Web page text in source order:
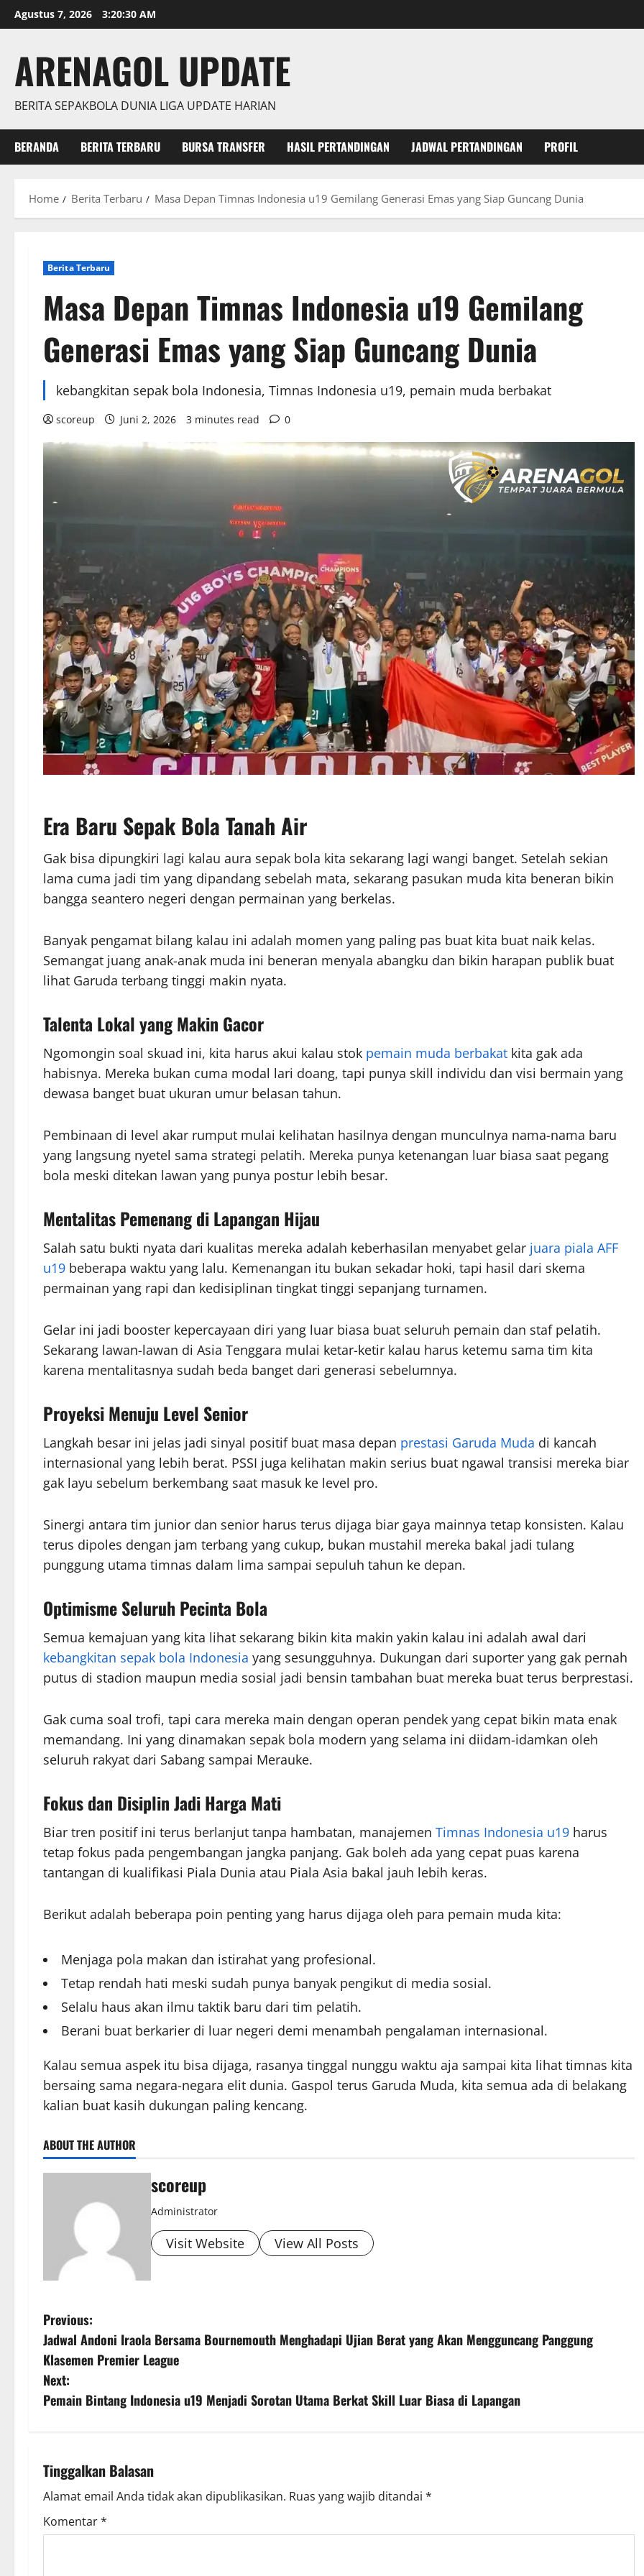
Skip
to
Agustus 7, 2026 3:20:31 AM
ARENAGOL UPDATE
BERITA SEPAKBOLA DUNIA LIGA UPDATE HARIAN
BERANDA BERITA TERBARU BURSA TRANSFER HASIL PERTANDINGAN JADWAL PERTANDINGAN PROFIL
Home Berita Terbaru Masa Depan Timnas Indonesia u19 Gemilang Generasi Emas yang Siap Guncang Dunia
Berita Terbaru
Masa Depan Timnas Indonesia u19 Gemilang
Generasi Emas yang Siap Guncang Dunia
kebangkitan sepak bola Indonesia, Timnas Indonesia u19, pemain muda berbakat
scoreup Juni 2, 2026 3 minutes read 0
Era Baru Sepak Bola Tanah Air
Gak bisa dipungkiri lagi kalau aura sepak bola kita sekarang lagi wangi banget. Setelah sekian
lama cuma jadi tim yang dipandang sebelah mata, sekarang pasukan muda kita beneran bikin
bangga seantero negeri dengan permainan yang berkelas.
Banyak pengamat bilang kalau ini adalah momen yang paling pas buat kita buat naik kelas.
Semangat juang anak-anak muda ini beneran menyala abangku dan bikin harapan publik buat
lihat Garuda terbang tinggi makin nyata.
Talenta Lokal yang Makin Gacor
Ngomongin soal skuad ini, kita harus akui kalau stok pemain muda berbakat kita gak ada
habisnya. Mereka bukan cuma modal lari doang, tapi punya skill individu dan visi bermain yang
dewasa banget buat ukuran umur belasan tahun.
Pembinaan di level akar rumput mulai kelihatan hasilnya dengan munculnya nama-nama baru
yang langsung nyetel sama strategi pelatih. Mereka punya ketenangan luar biasa saat pegang
bola meski ditekan lawan yang punya postur lebih besar.
Mentalitas Pemenang di Lapangan Hijau
Salah satu bukti nyata dari kualitas mereka adalah keberhasilan menyabet gelar juara piala AFF
u19 beberapa waktu yang lalu. Kemenangan itu bukan sekadar hoki, tapi hasil dari skema
permainan yang rapi dan kedisiplinan tingkat tinggi sepanjang turnamen.
Gelar ini jadi booster kepercayaan diri yang luar biasa buat seluruh pemain dan staf pelatih.
Sekarang lawan-lawan di Asia Tenggara mulai ketar-ketir kalau harus ketemu sama tim kita
karena mentalitasnya sudah beda banget dari generasi sebelumnya.
Proyeksi Menuju Level Senior
Langkah besar ini jelas jadi sinyal positif buat masa depan prestasi Garuda Muda di kancah
internasional yang lebih berat. PSSI juga kelihatan makin serius buat ngawal transisi mereka biar
gak layu sebelum berkembang saat masuk ke level pro.
Sinergi antara tim junior dan senior harus terus dijaga biar gaya mainnya tetap konsisten. Kalau
terus dipoles dengan jam terbang yang cukup, bukan mustahil mereka bakal jadi tulang
punggung utama timnas dalam lima sampai sepuluh tahun ke depan.
Optimisme Seluruh Pecinta Bola
Semua kemajuan yang kita lihat sekarang bikin kita makin yakin kalau ini adalah awal dari
kebangkitan sepak bola Indonesia yang sesungguhnya. Dukungan dari suporter yang gak pernah
putus di stadion maupun media sosial jadi bensin tambahan buat mereka buat terus berprestasi.
Gak cuma soal trofi, tapi cara mereka main dengan operan pendek yang cepat bikin mata enak
memandang. Ini yang dinamakan sepak bola modern yang selama ini diidam-idamkan oleh
seluruh rakyat dari Sabang sampai Merauke.
Fokus dan Disiplin Jadi Harga Mati
Biar tren positif ini terus berlanjut tanpa hambatan, manajemen Timnas Indonesia u19 harus
tetap fokus pada pengembangan jangka panjang. Gak boleh ada yang cepat puas karena
tantangan di kualifikasi Piala Dunia atau Piala Asia bakal jauh lebih keras.
Berikut adalah beberapa poin penting yang harus dijaga oleh para pemain muda kita:
Menjaga pola makan dan istirahat yang profesional.
Tetap rendah hati meski sudah punya banyak pengikut di media sosial.
Selalu haus akan ilmu taktik baru dari tim pelatih.
Berani buat berkarier di luar negeri demi menambah pengalaman internasional.
Kalau semua aspek itu bisa dijaga, rasanya tinggal nunggu waktu aja sampai kita lihat timnas kita
bersaing sama negara-negara elit dunia. Gaspol terus Garuda Muda, kita semua ada di belakang
kalian buat kasih dukungan paling kencang.
ABOUT THE AUTHOR
scoreup
Administrator
Visit Website View All Posts
P
o
s
t
a
v
i
Previous:
Jadwal Andoni Iraola Bersama Bournemouth Menghadapi Ujian Berat yang Akan Mengguncang Panggung
Klasemen Premier League
Next:
Pemain Bintang Indonesia u19 Menjadi Sorotan Utama Berkat Skill Luar Biasa di Lapangan
Tinggalkan Balasan
Alamat email Anda tidak akan dipublikasikan. Ruas yang wajib ditandai *
Komentar*